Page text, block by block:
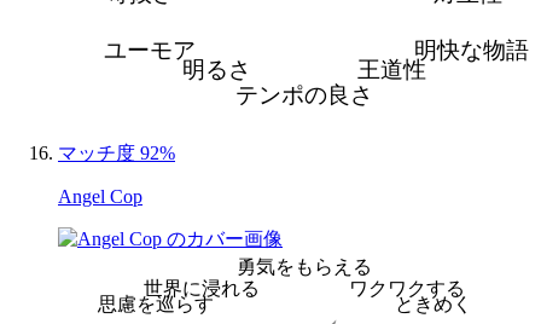
明快な物語
王道性
テンポの良さ
明るさ
ユーモア
マッチ度 92%
Angel Cop
勇気をもらえる
ワクワクする
ときめく
思慮を巡らす
世界に浸れる